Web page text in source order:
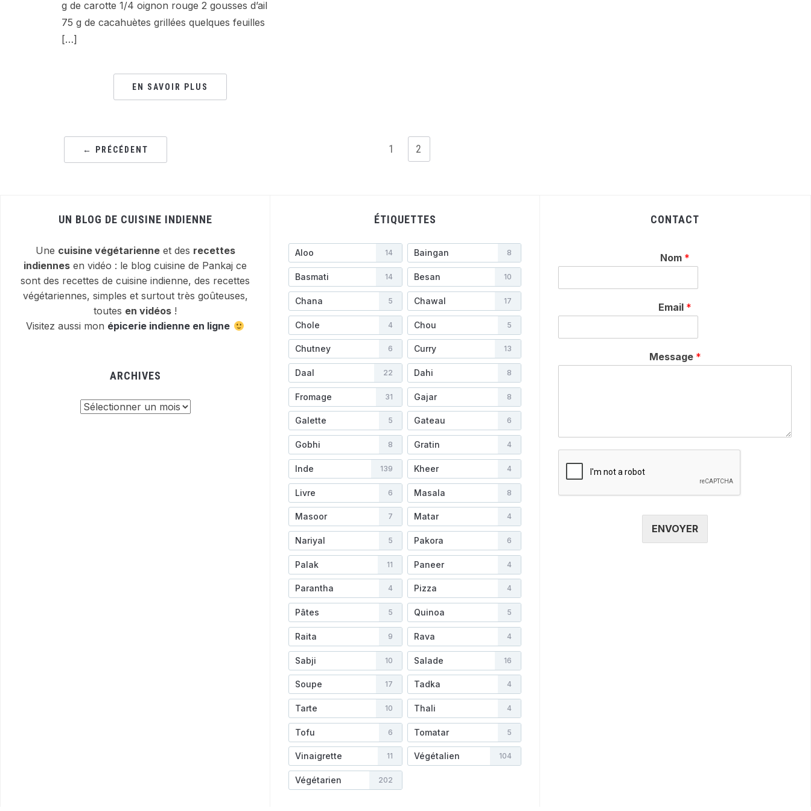
g de carotte 1/4 oignon rouge 2 gousses d’ail
75 g de cacahuètes grillées quelques feuilles
[…]
EN SAVOIR PLUS
← PRÉCÉDENT 1 2
UN BLOG DE CUISINE INDIENNE
Une cuisine végétarienneet des recettes
indiennes en vidéo : le blog cuisine de Pankaj ce
sont des recettes de cuisine indienne, des recettes
végétariennes, simples et surtout très goûteuses,
toutes en vidéos !
Visitez aussi mon épicerie indienne en ligne
ARCHIVES
ÉTIQUETTES
Aloo 14 Baingan 8
Basmati 14 Besan 10
Chana 5 Chawal 17
Chole 4 Chou 5
Chutney 6 Curry 13
Daal 22 Dahi 8
Fromage 31 Gajar 8
Galette 5 Gateau 6
Gobhi 8 Gratin 4
Inde 139 Kheer 4
Livre 6 Masala 8
Masoor 7 Matar 4
Nariyal 5 Pakora 6
Palak 11 Paneer 4
Parantha 4 Pizza 4
Pâtes 5 Quinoa 5
Raita 9 Rava 4
Sabji 10 Salade 16
Soupe 17 Tadka 4
Tarte 10 Thali 4
Tofu 6 Tomatar 5
Vinaigrette 11 Végétalien 104
Végétarien 202
CONTACT
Nom *
Email *
Message *
ENVOYER